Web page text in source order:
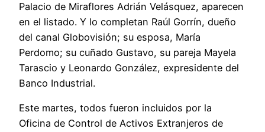
Palacio de Miraflores Adrián Velásquez, aparecen
en el listado. Y lo completan Raúl Gorrín, dueño
del canal Globovisión; su esposa, María
Perdomo; su cuñado Gustavo, su pareja Mayela
Tarascio y Leonardo González, expresidente del
Banco Industrial.
Este martes, todos fueron incluidos por la
Oficina de Control de Activos Extranjeros de